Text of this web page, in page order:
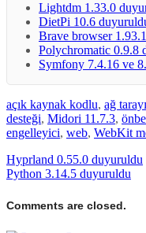
Lightdm 1.33.0
DietPi 10.6
Brave browser
Polychromatic 0.9.8
Symfony 7.4.16 ve
açık kaynak kodlu, ağ
desteği, Midori 11.7.3,
engelleyici, web, WebKit
Hyprland 0.55.0 duyuruldu
Python 3.14.5 duyuruldu
Comments are closed.